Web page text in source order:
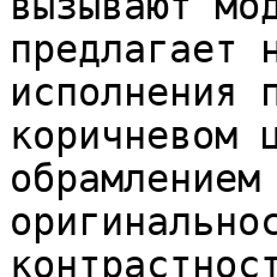
предлагает
коричневом